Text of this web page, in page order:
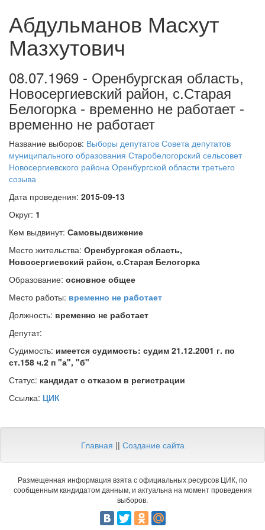
Абдульманов Масхут
Мазхутович
08.07.1969 - Оренбургская область,
Новосергиевский район, с.Старая
Белогорка - временно не работает -
временно не работает
Название выборов: Выборы депутатов Совета депутатов
муниципального образования Старобелогорский сельсовет
Новосергиевского района Оренбургской области третьего
созыва
Дата проведения: 2015-09-13
Округ: 1
Кем выдвинут: Самовыдвижение
Место жительства: Оренбургская область,
Новосергиевский район, с.Старая Белогорка
Образование: основное общее
Место работы: временно не работает
Должность: временно не работает
Депутат:
Судимость: имеется судимость: судим 21.12.2001 г. по
ст.158 ч.2 п "а", "б"
Статус: кандидат с отказом в регистрации
Ссылка: ЦИК
Главная || Создание сайта
Размещенная информация взята с официальных ресурсов ЦИК, по
сообщенным кандидатом данным, и актуальна на момент проведения
выборов.